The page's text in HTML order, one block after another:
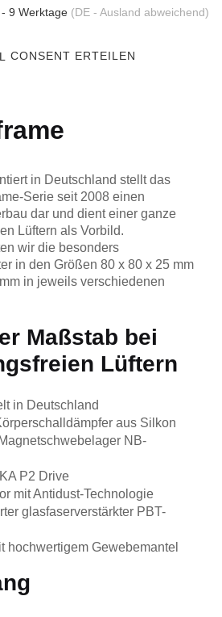
9 Werktage (DE - Ausland abweichend)
CONSENT ERTEILEN
in Deutschland stellt das
Serie seit 2008 einen
dar und dient einer ganze
Lüftern als Vorbild.
wir die besonders
in den Größen 80 x 80 x 25 mm
in jeweils verschiedenen
Maßstab bei
Lüftern
in Deutschland
aus Silkon
NB-
P2 Drive
mit Antidust-Technologie
glasfaserverstärkter PBT-
hochwertigem Gewebemantel